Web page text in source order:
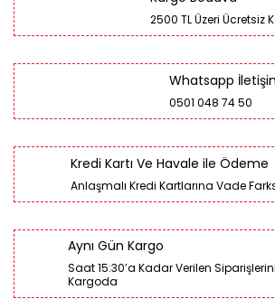
2500 TL Üzeri Ücretsiz
Whatsapp
0501 048 74 50
Kredi Kartı Ve Havale ile Ödeme
Anlaşmalı Kredi Kartlarına Vade
Aynı Gün Kargo
Saat 15:30’a Kadar Verilen
Kargoda